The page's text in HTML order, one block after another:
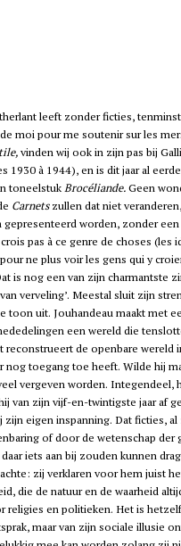
leeft zonder ficties,
moi pour me soutenir sur les
vinden wij ook in zijn pas bij
1930 à 1944), en is dit jaar al
toneelstukBrocéliande.Geen
Carnetszullen dat niet
worden, zonder
crois pas à ce genre de choses (les
ne plus voir les gens qui y
is nog een van zijn charmantste
verveling’. Meestal sluit zijn
toon uit. Jouhandeau maakt met
een wereld die
reconstrueert de openbare wereld
nog toegang toe heeft. Wilde hij
vergeven worden. Integendeel,
van zijn vijf-en-twintigste jaar af
zijn eigen inspanning. Dat ficties,
of door de wetenschap der
iets aan bij zouden kunnen
zij verklaren voor hem juist
die de natuur en de waarheid
religies en politieken. Het is
maar van zijn sociale illusie